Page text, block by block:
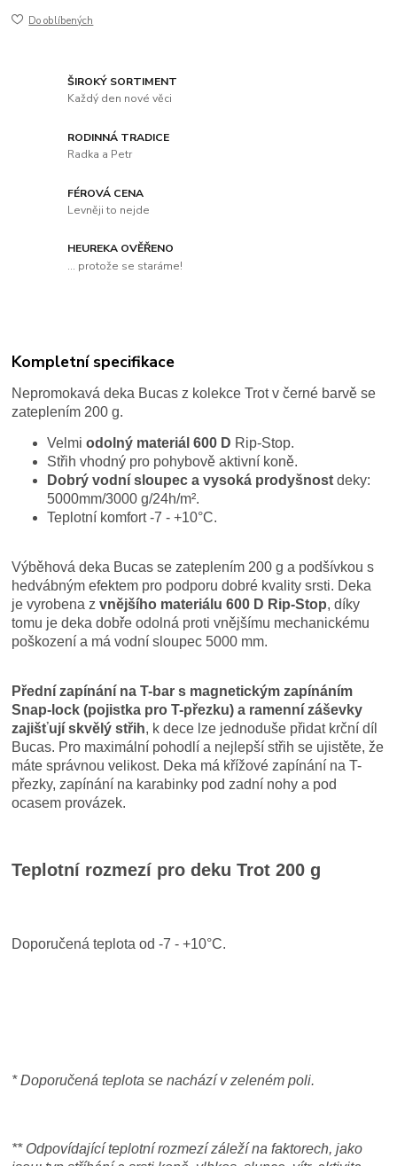
Do oblíbených
ŠIROKÝ SORTIMENT
Každý den nové věci
RODINNÁ TRADICE
Radka a Petr
FÉROVÁ CENA
Levněji to nejde
HEUREKA OVĚŘENO
... protože se staráme!
Kompletní specifikace
Nepromokavá deka Bucas z kolekce Trot v černé barvě se
zateplením 200 g.
Velmiodolný materiál 600 D Rip-Stop.
Střih vhodný pro pohybově aktivní koně.
Dobrý vodní sloupec a vysoká prodyšnost deky:
5000mm/3000 g/24h/m².
Teplotní komfort -7 - +10°C.
Výběhová deka Bucas se zateplením 200 g a podšívkou s
hedvábným efektem pro podporu dobré kvality srsti. Deka
je vyrobena zvnějšího materiálu 600 D Rip-Stop, díky
tomu je deka dobře odolná proti vnějšímu mechanickému
poškození a má vodní sloupec 5000 mm.
Přední zapínání na T-bar s magnetickým zapínáním
Snap-lock (pojistka pro T-přezku) a ramenní záševky
zajišťují skvělý střih, k dece lze jednoduše přidat krční díl
Bucas. Pro maximální pohodlí a nejlepší střih se ujistěte, že
máte správnou velikost. Deka má křížové zapínání na T-
přezky, zapínání na karabinky pod zadní nohy a pod
ocasem provázek.
Teplotní rozmezí pro deku Trot 200 g
Doporučená teplota od -7 - +10°C.
* Doporučená teplota se nachází v zeleném poli.
** Odpovídající teplotní rozmezí záleží na faktorech, jako